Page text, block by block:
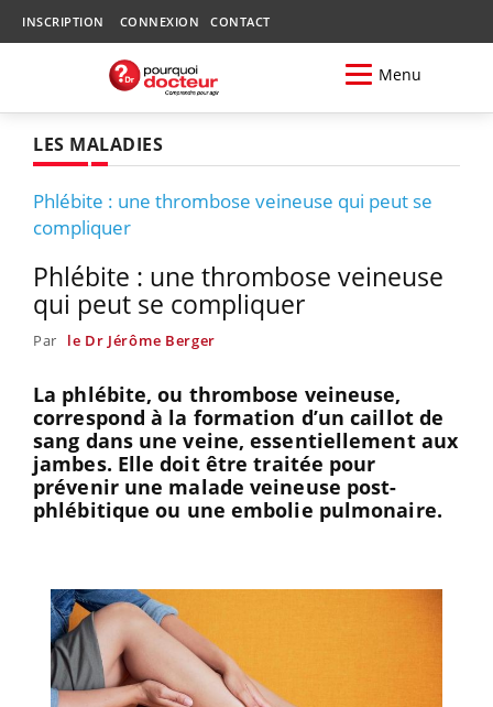
INSCRIPTION CONNEXION CONTACT
Menu
LES MALADIES
Phlébite : une thrombose veineuse qui peut se
compliquer
Phlébite : une thrombose veineuse
qui peut se compliquer
Par le Dr Jérôme Berger
La phlébite, ou thrombose veineuse,
correspond à la formation d’un caillot de
sang dans une veine, essentiellement aux
jambes. Elle doit être traitée pour
prévenir une malade veineuse post-
phlébitique ou une embolie pulmonaire.